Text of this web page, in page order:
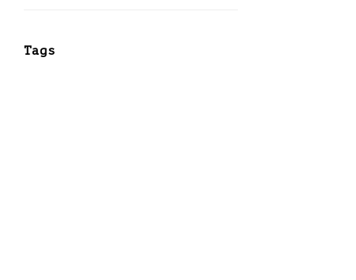
Tags